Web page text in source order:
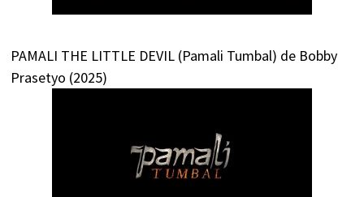
PAMALI THE LITTLE DEVIL (Pamali Tumbal) de Bobby
Prasetyo (2025)